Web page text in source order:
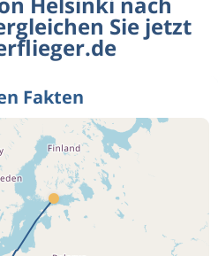
Sie jetzt
Fakten